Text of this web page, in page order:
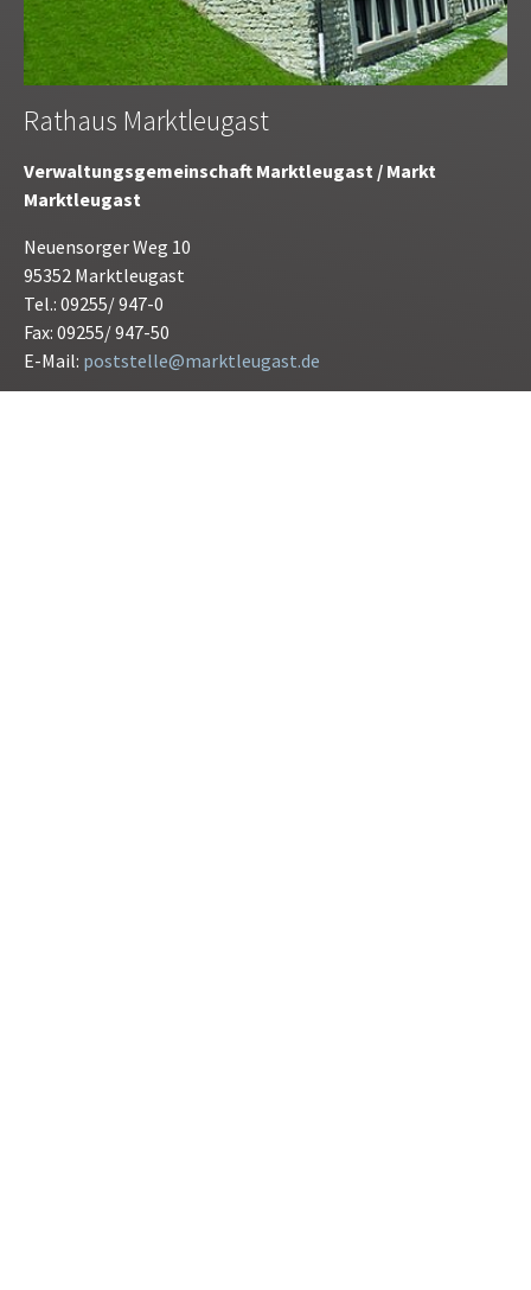
Rathaus Marktleugast
Verwaltungsgemeinschaft Marktleugast / Markt
Marktleugast
Neuensorger Weg 10
95352 Marktleugast
Tel.: 09255/ 947-0
Fax: 09255/ 947-50
E-Mail: poststelle@marktleugast.de